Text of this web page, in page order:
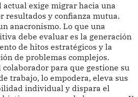
actual exige migrar hacia una
resultados y confianza mutua.
anacronismo. Lo que una
debe evaluar es la generación
de hitos estratégicos y la
de problemas complejos.
para que gestione su
trabajo, lo empodera, eleva sus
individual y dispara el